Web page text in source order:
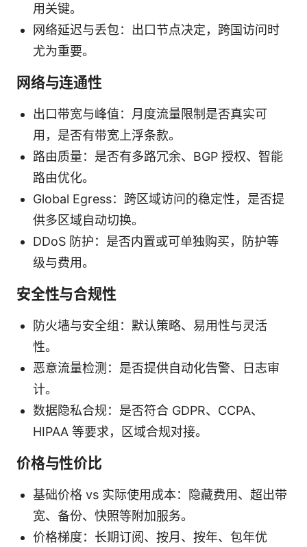
用关键。
网络延迟与丢包：出口节点决定，跨国访问时
尤为重要。
网络与连通性
出口带宽与峰值：月度流量限制是否真实可
用，是否有带宽上浮条款。
路由质量：是否有多路冗余、BGP 授权、智能
路由优化。
Global Egress：跨区域访问的稳定性，是否提
供多区域自动切换。
DDoS 防护：是否内置或可单独购买，防护等
级与费用。
安全性与合规性
防火墙与安全组：默认策略、易用性与灵活
性。
恶意流量检测：是否提供自动化告警、日志审
计。
数据隐私合规：是否符合 GDPR、CCPA、
HIPAA 等要求，区域合规对接。
价格与性价比
基础价格 vs 实际使用成本：隐藏费用、超出带
宽、备份、快照等附加服务。
价格梯度：长期订阅、按月、按年、包年优